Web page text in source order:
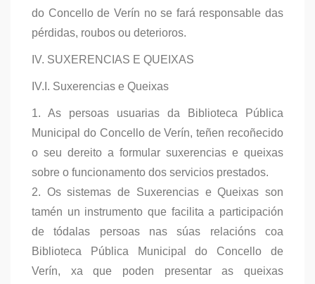
do Concello de Verín no se fará responsable das
pérdidas, roubos ou deterioros.
IV. SUXERENCIAS E QUEIXAS
IV.I. Suxerencias e Queixas
1. As persoas usuarias da Biblioteca Pública
Municipal do Concello de Verín, teñen recoñecido
o seu dereito a formular suxerencias e queixas
sobre o funcionamento dos servicios prestados.
2. Os sistemas de Suxerencias e Queixas son
tamén un instrumento que facilita a participación
de tódalas persoas nas súas relacións coa
Biblioteca Pública Municipal do Concello de
Verín, xa que poden presentar as queixas